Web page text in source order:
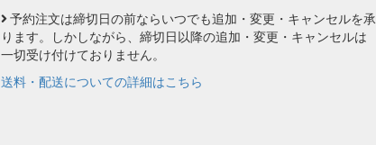
予約注文は締切日の前ならいつでも追加・変更・キャンセルを承
ります。しかしながら、締切日以降の追加・変更・キャンセルは
一切受け付けておりません。
送料・配送についての詳細はこちら